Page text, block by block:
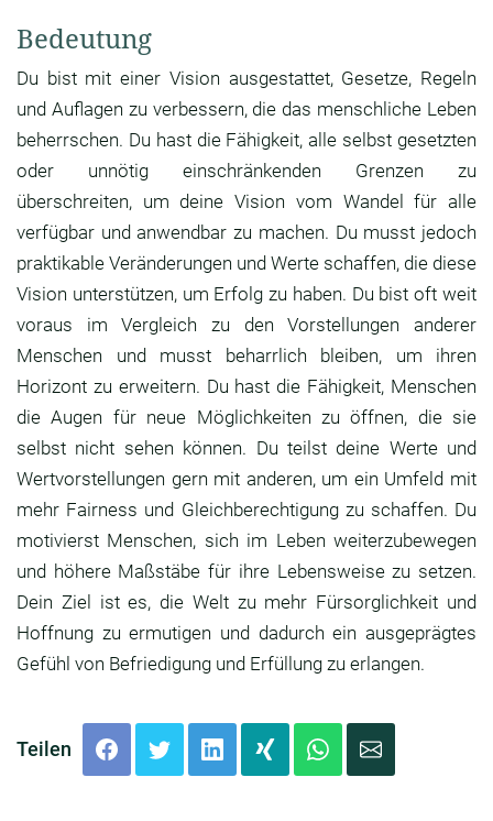
Bedeutung
Du bist mit einer Vision ausgestattet, Gesetze, Regeln
und Auflagen zu verbessern, die das menschliche Leben
beherrschen. Du hast die Fähigkeit, alle selbst gesetzten
oder unnötig einschränkenden Grenzen zu
überschreiten, um deine Vision vom Wandel für alle
verfügbar und anwendbar zu machen. Du musst jedoch
praktikable Veränderungen und Werte schaffen, die diese
Vision unterstützen, um Erfolg zu haben. Du bist oft weit
voraus im Vergleich zu den Vorstellungen anderer
Menschen und musst beharrlich bleiben, um ihren
Horizont zu erweitern. Du hast die Fähigkeit, Menschen
die Augen für neue Möglichkeiten zu öffnen, die sie
selbst nicht sehen können. Du teilst deine Werte und
Wertvorstellungen gern mit anderen, um ein Umfeld mit
mehr Fairness und Gleichberechtigung zu schaffen. Du
motivierst Menschen, sich im Leben weiterzubewegen
und höhere Maßstäbe für ihre Lebensweise zu setzen.
Dein Ziel ist es, die Welt zu mehr Fürsorglichkeit und
Hoffnung zu ermutigen und dadurch ein ausgeprägtes
Gefühl von Befriedigung und Erfüllung zu erlangen.
Teilen